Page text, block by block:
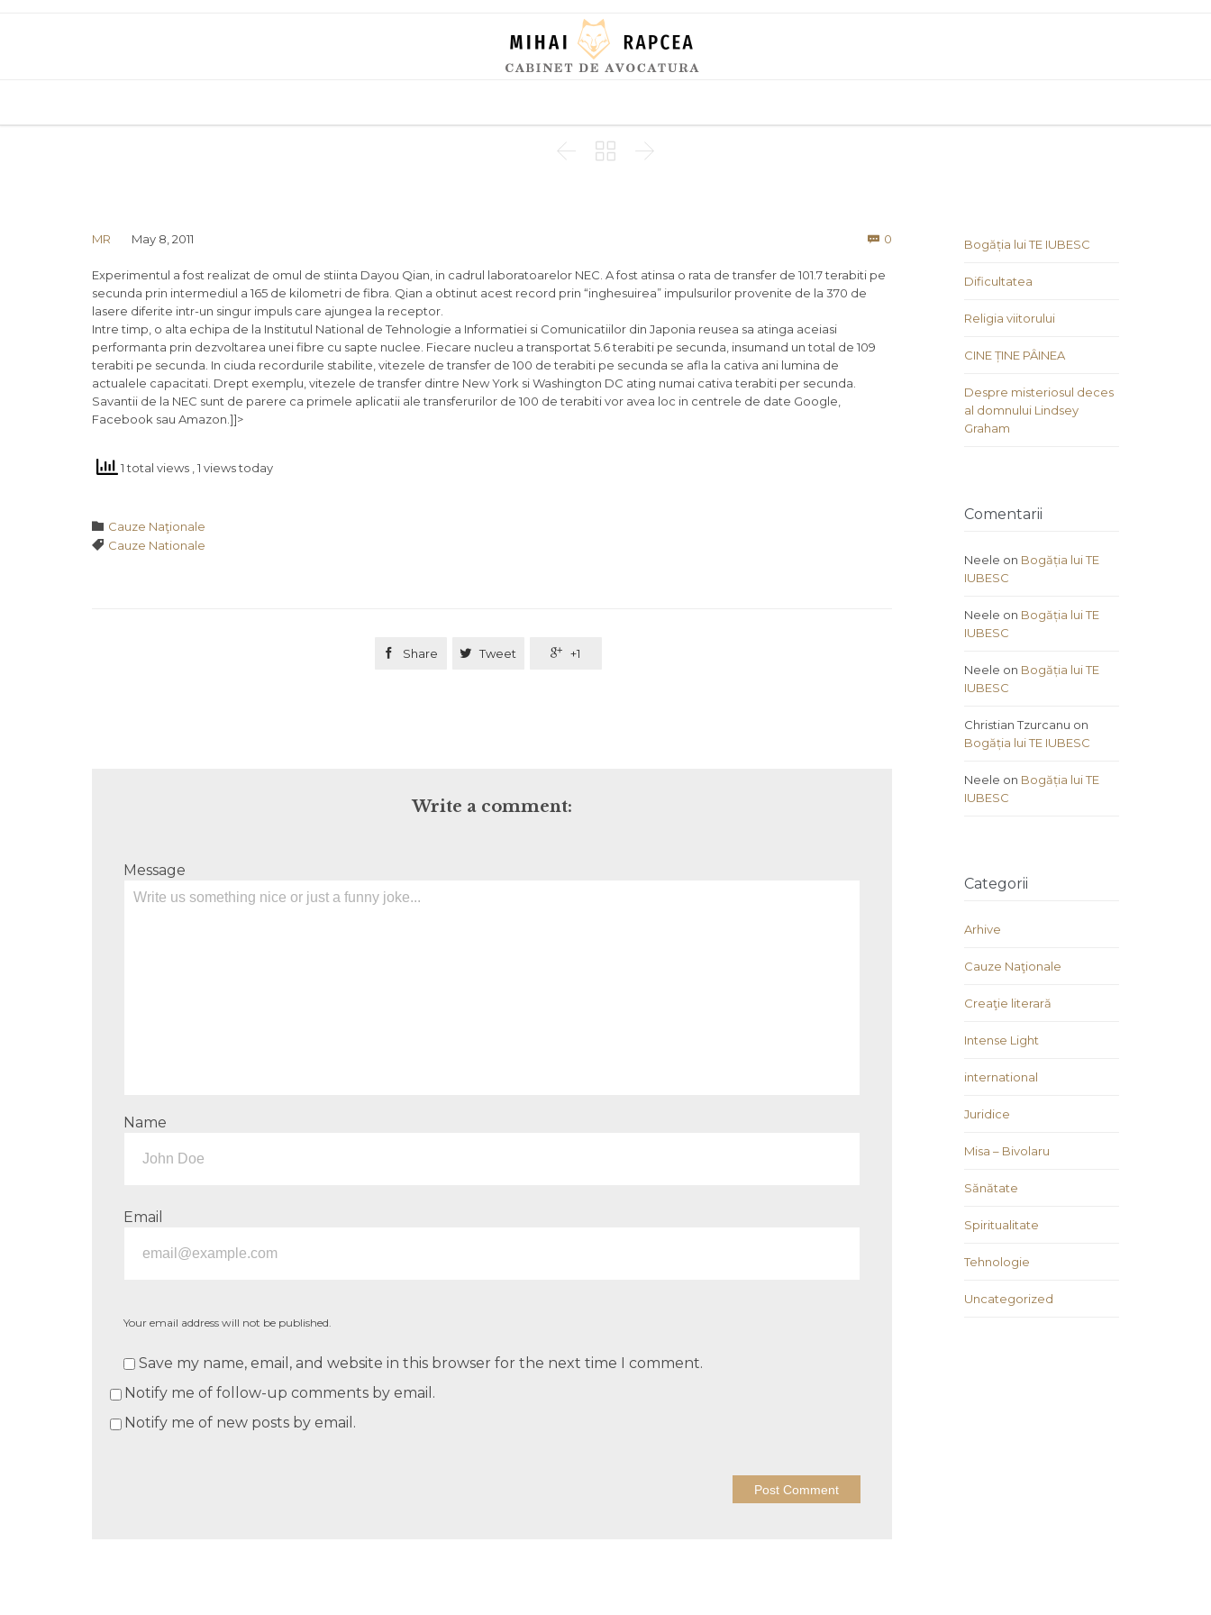
content
  
MR May 8, 2011  0
Experimentul a fost realizat de omul de stiinta Dayou Qian, in cadrul laboratoarelor NEC. A fost atinsa o rata de transfer de 101.7 terabiti pe
secunda prin intermediul a 165 de kilometri de fibra. Qian a obtinut acest record prin “inghesuirea” impulsurilor provenite de la 370 de
lasere diferite intr-un singur impuls care ajungea la receptor.
Intre timp, o alta echipa de la Institutul National de Tehnologie a Informatiei si Comunicatiilor din Japonia reusea sa atinga aceiasi
performanta prin dezvoltarea unei fibre cu sapte nuclee. Fiecare nucleu a transportat 5.6 terabiti pe secunda, insumand un total de 109
terabiti pe secunda. In ciuda recordurile stabilite, vitezele de transfer de 100 de terabiti pe secunda se afla la cativa ani lumina de
actualele capacitati. Drept exemplu, vitezele de transfer dintre New York si Washington DC ating numai cativa terabiti per secunda.
Savantii de la NEC sunt de parere ca primele aplicatii ale transferurilor de 100 de terabiti vor avea loc in centrele de date Google,
Facebook sau Amazon.]]>
1 total views , 1 views today
 Category
Cauze Naţionale
 Tags
Cauze Nationale
 Share  Tweet  +1
Write a comment:
Message
Name
Email
Your email address will not be published.
Save my name, email, and website in this browser for the next time I comment.
Notify me of follow-up comments by email.
Notify me of new posts by email.
Bogăția lui TE IUBESC
Dificultatea
Religia viitorului
CINE ȚINE PÂINEA
Despre misteriosul deces
al domnului Lindsey
Graham
Comentarii
Neele on Bogăția lui TE
IUBESC
Neele on Bogăția lui TE
IUBESC
Neele on Bogăția lui TE
IUBESC
Christian Tzurcanu on
Bogăția lui TE IUBESC
Neele on Bogăția lui TE
IUBESC
Categorii
Arhive
Cauze Naţionale
Creaţie literară
Intense Light
international
Juridice
Misa – Bivolaru
Sănătate
Spiritualitate
Tehnologie
Uncategorized